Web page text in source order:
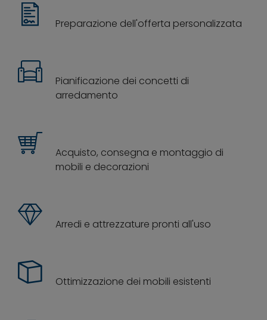
Preparazione dell'offerta personalizzata
Pianificazione dei concetti di
arredamento
Acquisto, consegna e montaggio di
mobili e decorazioni
Arredi e attrezzature pronti all'uso
Ottimizzazione dei mobili esistenti